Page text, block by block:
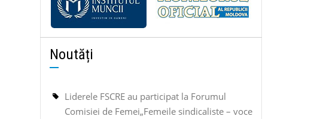
Noutăți
Liderele FSCRE au participat la Forumul
Comisiei de Femei„Femeile sindicaliste – voce